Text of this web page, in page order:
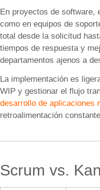
En proyectos de software,
como en equipos de
total desde la solicitud
tiempos de respuesta y
departamentos ajenos a
La implementación es
WIP y gestionar el flujo
desarrollo de aplicaciones
retroalimentación
Scrum vs.